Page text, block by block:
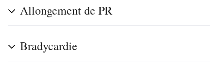
Allongement de PR
Bradycardie